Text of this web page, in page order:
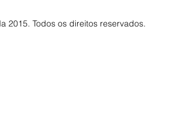
2015. Todos os direitos reservados.